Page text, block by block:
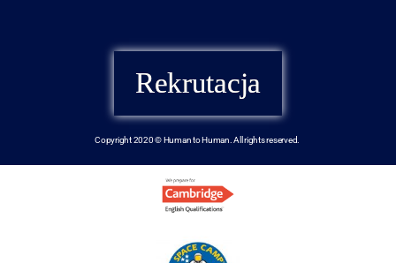
Rekrutacja
Copyright 2020 © Human to Human. All rights reserved.